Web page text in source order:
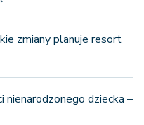
zmiany planuje resort
nienarodzonego dziecka –